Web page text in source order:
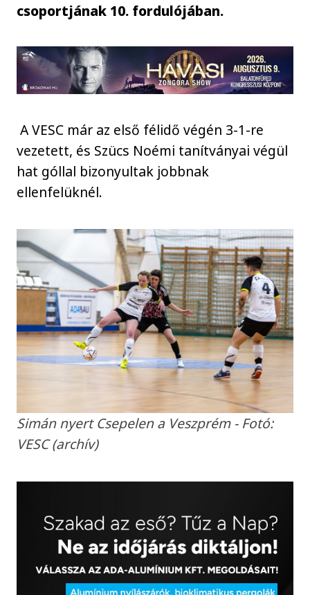
csoportjának 10. fordulójában.
A VESC már az első félidő végén 3-1-re
vezetett, és Szücs Noémi tanítványai végül
hat góllal bizonyultak jobbnak
ellenfelüknél.
Simán nyert Csepelen a Veszprém - Fotó:
VESC (archív)